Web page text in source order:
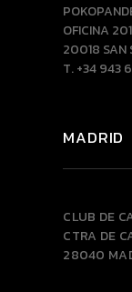
OFICINA
20018 SAN
T. +34 943
MADRID
CLUB DE
CTRA DE
28040